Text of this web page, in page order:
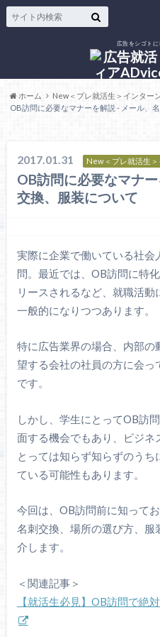
広告をシゴト
ホーム
New＜プレ就活生＞インター
OB訪問に必要なマナーを解説 - メール、
2017.01.31 New＜プレ就活生
OB訪問に必要なマナ
交換、服装について
実際に企業で働いている社
問。最近では、OB訪問に特
リースされるなど、就職活
一般的になりつつあります。
特に広告業界の場合、内部
望する会社の社員の方に会っ
です。
しかし、学生にとってOB訪
面する機会でもあり、ビジネ
とっては知らず知らずのう
ている可能性もあります。
今回は、OB訪問前に知って
名刺交換、場所の選び方、服
介します。
＜関連記事＞
【就活生必見】OB訪問で絶